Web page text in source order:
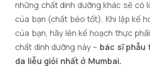
những chất dinh dưỡng khác sẽ có
của bạn (chất béo tốt). Khi lập kế
của bạn, hãy lên kế hoạch thực
chất dinh dưỡng này – bác sĩ phẫu
da liễu giỏi nhất ở Mumbai.